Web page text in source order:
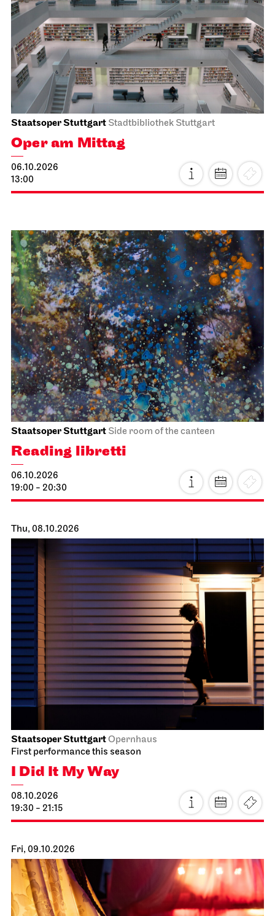
Staatsoper Stuttgart Stadtbibliothek Stuttgart
Oper am Mittag
06.10.2026
13:00
Staatsoper Stuttgart Side room of the canteen
Reading libretti
06.10.2026
19:00 - 20:30
Thu, 08.10.2026
Staatsoper StuttgartOpernhaus
First performance this season
I Did It My Way
08.10.2026
19:30 - 21:15
Fri, 09.10.2026